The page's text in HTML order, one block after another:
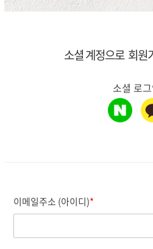
소셜 계정으로 회원
소셜 로
이메일주소 (아이디)*